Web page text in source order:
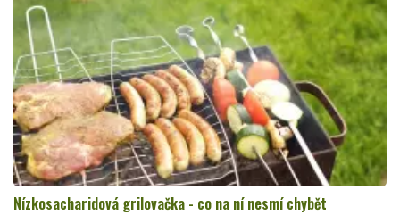
Nízkosacharidová grilovačka - co na ní nesmí chybět